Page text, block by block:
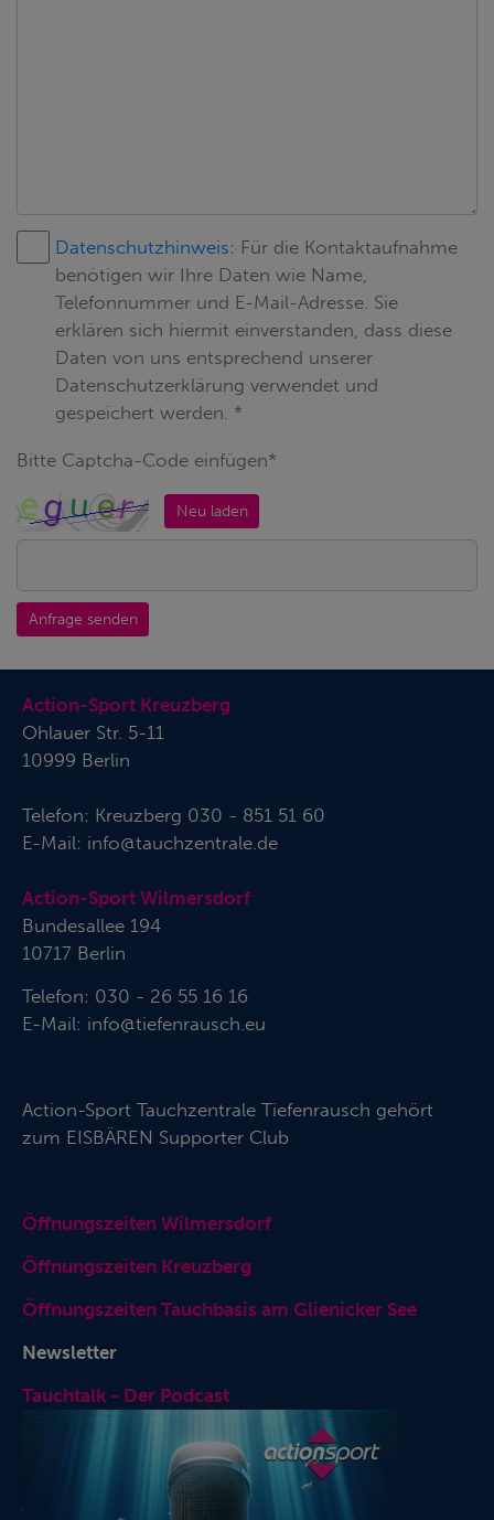
Datenschutzhinweis: Für die Kontaktaufnahme
benötigen wir Ihre Daten wie Name,
Telefonnummer und E-Mail-Adresse. Sie
erklären sich hiermit einverstanden, dass diese
Daten von uns entsprechend unserer
Datenschutzerklärung verwendet und
gespeichert werden. *
Bitte Captcha-Code einfügen*
Neu laden
Anfrage senden
Action-Sport Kreuzberg
Ohlauer Str. 5-11
10999 Berlin
Telefon: Kreuzberg 030 - 851 51 60
E-Mail: info@tauchzentrale.de
Action-Sport Wilmersdorf
Bundesallee 194
10717 Berlin
Telefon: 030 - 26 55 16 16
E-Mail: info@tiefenrausch.eu
Action-Sport Tauchzentrale Tiefenrausch gehört
zum EISBÄREN Supporter Club
Öffnungszeiten Wilmersdorf
Öffnungszeiten Kreuzberg
Öffnungszeiten Tauchbasis am Glienicker See
Newsletter
Tauchtalk - Der Podcast